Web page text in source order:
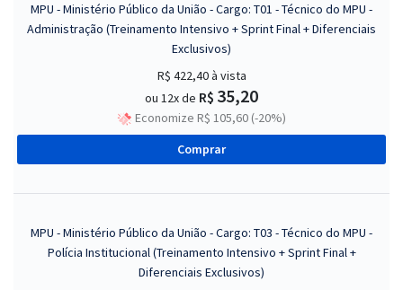
MPU - Ministério Público da União - Cargo: T01 - Técnico do MPU -
Administração (Treinamento Intensivo + Sprint Final + Diferenciais
Exclusivos)
R$ 422,40à vista
ou 12x de R$ 35,20
Economize R$ 105,60 (-20%)
Comprar
MPU - Ministério Público da União - Cargo: T03 - Técnico do MPU -
Polícia Institucional (Treinamento Intensivo + Sprint Final +
Diferenciais Exclusivos)